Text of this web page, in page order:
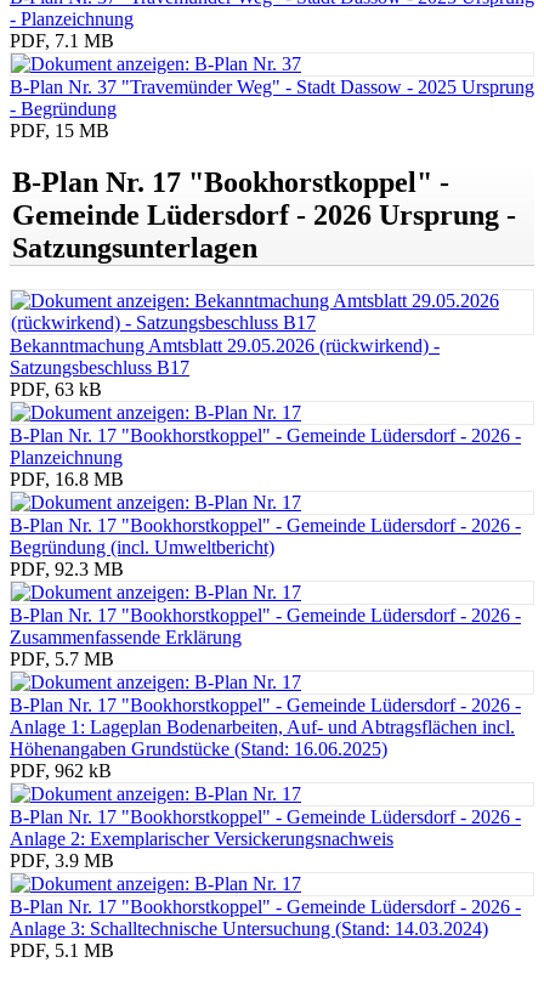
- Planzeichnung
PDF, 7.1 MB
B-Plan Nr. 37 "Travemünder Weg" - Stadt Dassow - 2025 Ursprung
- Begründung
PDF, 15 MB
B-Plan Nr. 17 "Bookhorstkoppel" -
Gemeinde Lüdersdorf - 2026 Ursprung -
Satzungsunterlagen
Bekanntmachung Amtsblatt 29.05.2026 (rückwirkend) -
Satzungsbeschluss B17
PDF, 63 kB
B-Plan Nr. 17 "Bookhorstkoppel" - Gemeinde Lüdersdorf - 2026 -
Planzeichnung
PDF, 16.8 MB
B-Plan Nr. 17 "Bookhorstkoppel" - Gemeinde Lüdersdorf - 2026 -
Begründung (incl. Umweltbericht)
PDF, 92.3 MB
B-Plan Nr. 17 "Bookhorstkoppel" - Gemeinde Lüdersdorf - 2026 -
Zusammenfassende Erklärung
PDF, 5.7 MB
B-Plan Nr. 17 "Bookhorstkoppel" - Gemeinde Lüdersdorf - 2026 -
Anlage 1: Lageplan Bodenarbeiten, Auf- und Abtragsflächen incl.
Höhenangaben Grundstücke (Stand: 16.06.2025)
PDF, 962 kB
B-Plan Nr. 17 "Bookhorstkoppel" - Gemeinde Lüdersdorf - 2026 -
Anlage 2: Exemplarischer Versickerungsnachweis
PDF, 3.9 MB
B-Plan Nr. 17 "Bookhorstkoppel" - Gemeinde Lüdersdorf - 2026 -
Anlage 3: Schalltechnische Untersuchung (Stand: 14.03.2024)
PDF, 5.1 MB